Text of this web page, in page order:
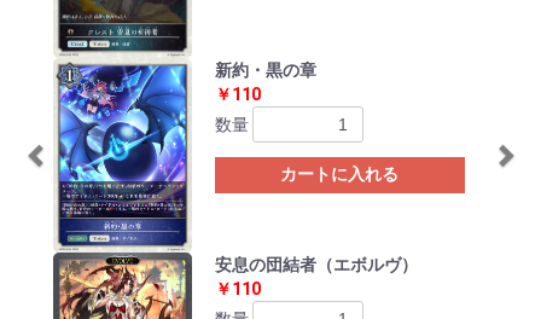
新約・黒の章
￥110
数量
カートに入れる
安息の団結者（エボルヴ）
￥110